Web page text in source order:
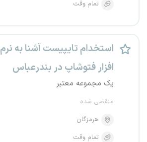
تمام وقت
استخدام تایپیست آشنا به نرم
افزار فتوشاپ در بندرعباس
یک مجموعه معتبر
منقضی شده
هرمزگان
تمام وقت